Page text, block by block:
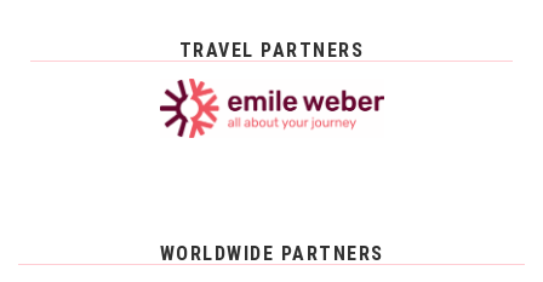
TRAVEL PARTNERS
WORLDWIDE PARTNERS